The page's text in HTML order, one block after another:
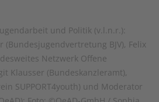
und Politik (v.l.n.r.):
BJV), Felix
Netzwerk Offene
Klausser (Bundeskanzleramt),
SUPPORT4youth) und Moderator